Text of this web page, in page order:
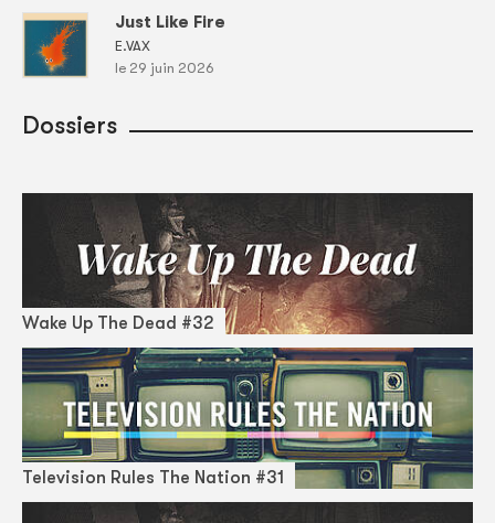
Just Like Fire
E.VAX
le 29 juin 2026
Dossiers
Wake Up The Dead #32
Television Rules The Nation #31